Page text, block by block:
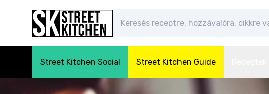
Street Kitchen Social Street Kitchen Guide